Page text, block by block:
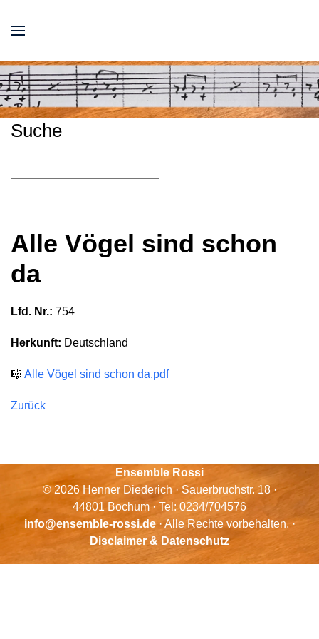
Suche
Alle Vögel sind schon
da
Lfd. Nr.: 754
Herkunft: Deutschland
🎼 Alle Vögel sind schon da.pdf
Zurück
Ensemble Rossi
© 2026 Henner Diederich · Sauerbruchstr. 18 ·
44801 Bochum · Tel: 0234/704576
info@ensemble-rossi.de· Alle Rechte vorbehalten. ·
Disclaimer & Datenschutz